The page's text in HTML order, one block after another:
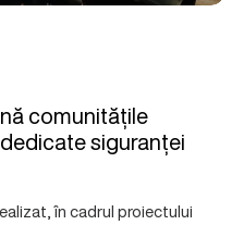
comunitățile
siguranței
în cadrul proiectului